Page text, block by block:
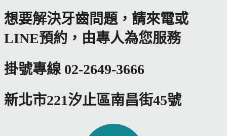
想要解決牙齒問題，請來電或
LINE預約，由專人為您服務
掛號專線 02-2649-3666
新北市221汐止區南昌街45號